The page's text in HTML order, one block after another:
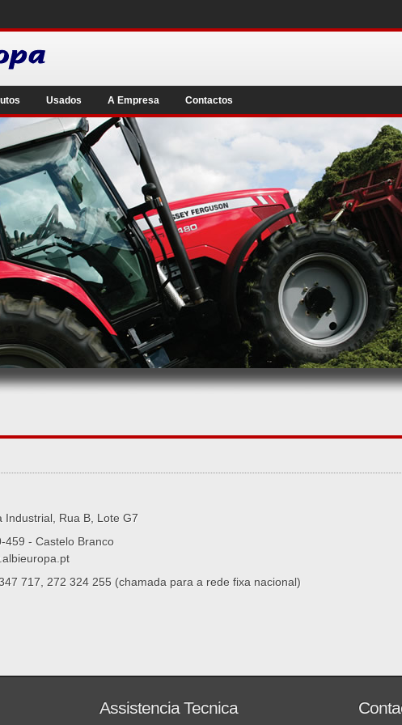
Usados A Empresa Contactos
Industrial, Rua B, Lote G7
459 - Castelo Branco
717, 272 324 255 (chamada para a rede fixa nacional)
Assistencia Tecnica